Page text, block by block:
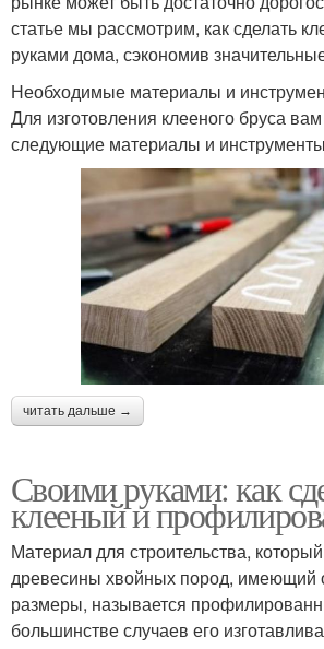
статье мы рассмотрим, как сделать
руками дома, сэкономив
Необходимые материалы и
Для изготовления клееного бруса
следующие материалы и
читать дальше →
Своими руками: как
клееный и
Материал для строительства,
древесины хвойных пород, имеющий
размеры, называется
большинстве случаев его